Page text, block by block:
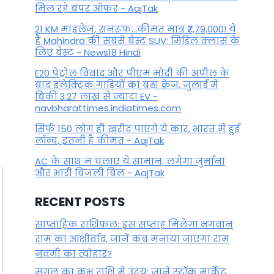
मिल रहे बंपर ऑफर - AajTak
21 KM माइलेज, सनरूफ...कीमत मात्र ₹7,79,000! ये
हैं Mahindra की सबसे बेस्ट SUV; मिडिल क्लास के
लिए बेस्ट - News18 Hindi
E20 पेट्रोल विवाद और पीएम मोदी की अपील के
बाद इलेक्ट्रिक गाड़ियों का बढ़ा क्रेज, जुलाई में
बिकीं 3.27 लाख से ज्यादा EV -
navbharattimes.indiatimes.com
सिर्फ 150 लोग ही खरीद पाएंगे ये कार, भारत में हुई
लॉन्च, इतनी है कीमत - AajTak
AC के साथ न चलाएं ये सामान, लगेगा जुर्माना
और भारी बिजली बिल - AajTak
RECENT POSTS
साप्ताहिक राशिफल: इस सप्ताह मिलेगा भगवान
राम का आशीर्वाद, जानें कब मनाया जाएगा राम
नवमी का त्योहार?